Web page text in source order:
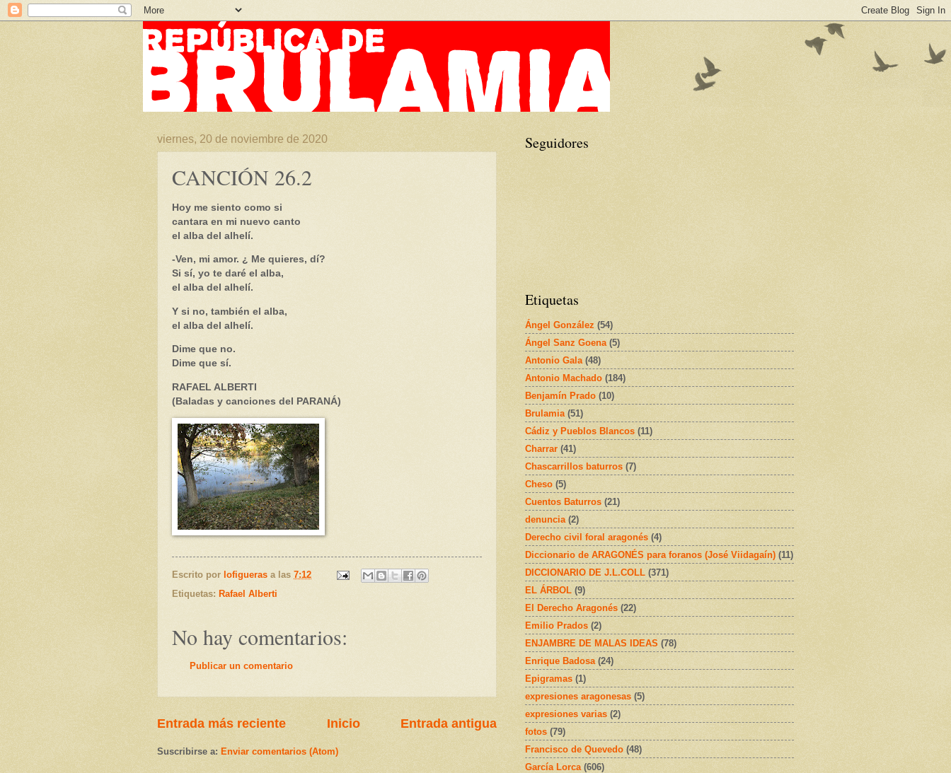
viernes, 20 de noviembre de 2020
CANCIÓN 26.2
Hoy me siento como si
cantara en mi nuevo canto
el alba del alhelí.
-Ven, mi amor. ¿ Me quieres, dí?
Si sí, yo te daré el alba,
el alba del alhelí.
Y si no, también el alba,
el alba del alhelí.
Dime que no.
Dime que sí.
RAFAEL ALBERTI
(Baladas y canciones del PARANÁ)
Escrito por lofigueras a las 7:12
Etiquetas: Rafael Alberti
No hay comentarios:
Publicar un comentario
Entrada más reciente Entrada antigua
Inicio
Suscribirse a: Enviar comentarios (Atom)
Seguidores
Etiquetas
Ángel González (54)
Ángel Sanz Goena (5)
Antonio Gala (48)
Antonio Machado (184)
Benjamín Prado (10)
Brulamia (51)
Cádiz y Pueblos Blancos (11)
Charrar (41)
Chascarrillos baturros (7)
Cheso (5)
Cuentos Baturros (21)
denuncia (2)
Derecho civil foral aragonés (4)
Diccionario de ARAGONÉS para foranos (José Viidagaín) (11)
DICCIONARIO DE J.L.COLL (371)
EL ÁRBOL (9)
El Derecho Aragonés (22)
Emilio Prados (2)
ENJAMBRE DE MALAS IDEAS (78)
Enrique Badosa (24)
Epigramas (1)
expresiones aragonesas (5)
expresiones varias (2)
fotos (79)
Francisco de Quevedo (48)
García Lorca (606)